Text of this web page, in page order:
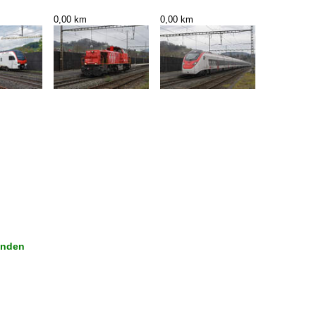
0,00 km 0,00 km